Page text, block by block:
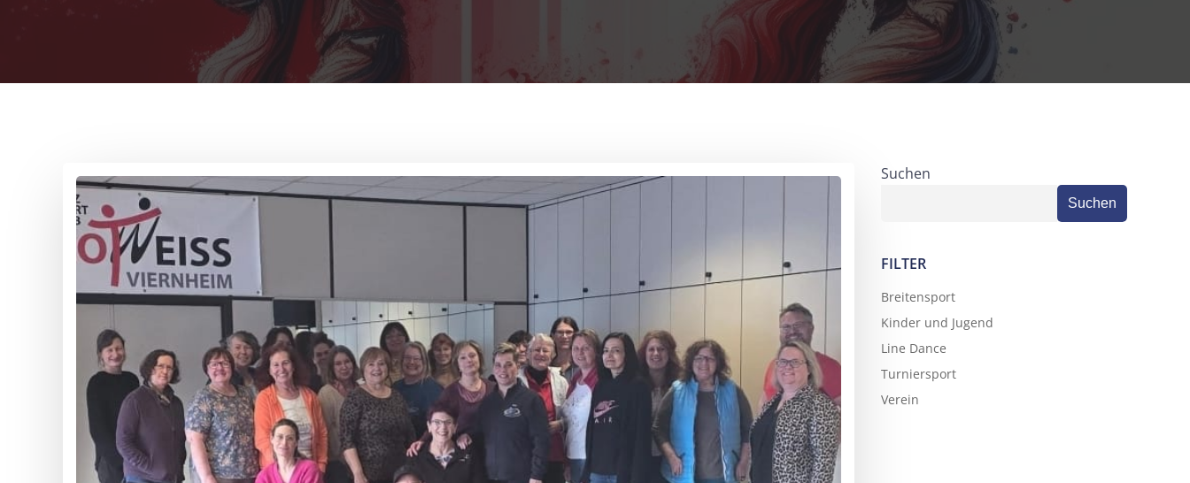
Suchen
Suchen
FILTER
Breitensport
Kinder und Jugend
Line Dance
Turniersport
Verein